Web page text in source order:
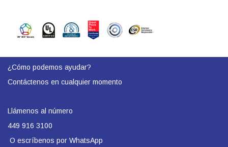
¿Cómo podemos ayudar?
Contáctenos en cualquier momento
Llámenos al número
449 916 3100
O escríbenos por WhatsApp